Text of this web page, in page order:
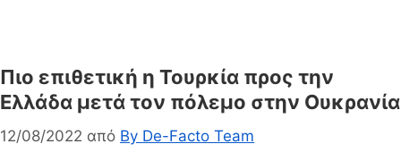
Πιο επιθετική η Τουρκία προς την
Ελλάδα μετά τον πόλεμο στην Ουκρανία
12/08/2022 από By De-Facto Team